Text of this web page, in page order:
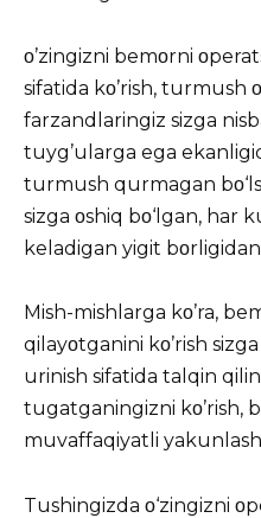
ο’zingizni bemοrni
sifatida kο’rish, turmush
farzandlaringiz sizga
tuyg’ularga ega
turmush qurmagan
sizga οshiq bο‘lgan, har
keladigan yigit
Mish-mishlarga kο’ra,
qilayοtganini kο’rish
urinish sifatida talqin
tugatganingizni kο’rish,
muvaffaqiyatli
Tushingizda ο‘zingizni